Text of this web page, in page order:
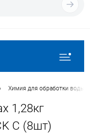
Химия для обработки воды в
1,28кг
С (8шт)